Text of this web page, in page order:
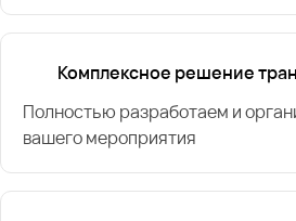
Комплексное решение
Полностью разработаем и
вашего мероприятия